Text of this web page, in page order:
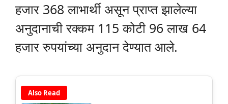
हजार 368 लाभार्थी असून प्राप्त झालेल्या
अनुदानाची रक्कम 115 कोटी 96 लाख 64
हजार रुपयांच्या अनुदान देण्यात आले.
Also Read